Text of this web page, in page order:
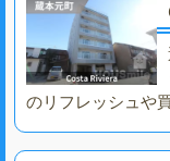
のリフレッシュや